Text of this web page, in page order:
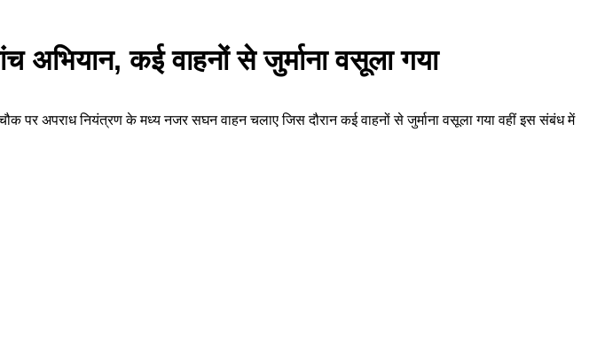
कई वाहनों से जुर्माना वसूला गया
पर अपराध नियंत्रण के मध्य नजर सघन वाहन चलाए जिस दौरान कई वाहनों से जुर्माना वसूला गया वहीं इस संबंध में